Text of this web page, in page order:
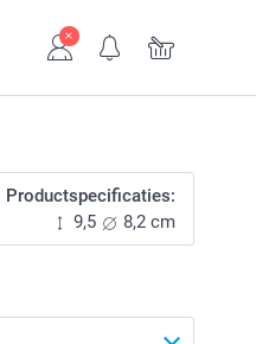
Productspecificaties:
9,5
8,2 cm